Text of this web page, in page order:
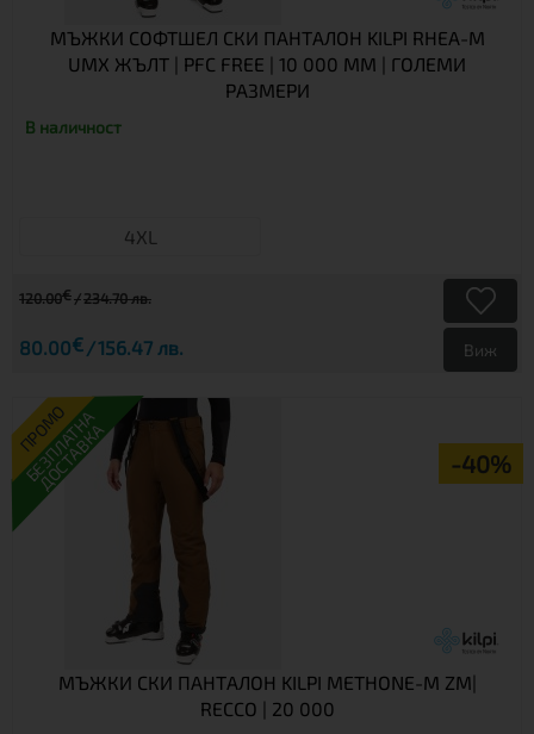
МЪЖКИ СОФТШЕЛ СКИ ПАНТАЛОН KILPI RHEA-M
UMX ЖЪЛТ | PFC FREE | 10 000 ММ | ГОЛЕМИ
РАЗМЕРИ
В наличност
4XL
120.00€ 234.70 лв.
80.00€ 156.47 лв. Виж
ПРОМО
-40%
БЕЗПЛАТНА
ДОСТАВКА
МЪЖКИ СКИ ПАНТАЛОН KILPI METHONE-M ZM|
RECCO | 20 000